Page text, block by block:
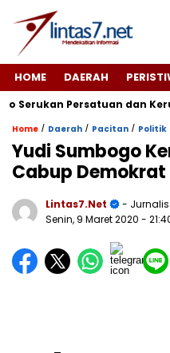
HOME DAERAH
Serukan Persatuan dan
Home / Daerah / Pacitan / Politik
Yudi Sumbogo
Cabup Demokrat
Lintas7.net
- Jurnalis
Senin, 9 Maret 2020 -